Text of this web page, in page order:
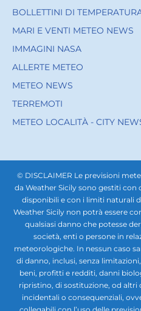
BOLLETTINI DI
MARI E VENTI METEO NEWS
IMMAGINI NASA
ALLERTE METEO
METEO NEWS
TERREMOTI
METEO LOCALITÀ - CITY
© DISCLAIMER Le previsioni
da Weather Sicily sono gestiti
disponibili e con i limiti naturali
Weather Sicily non potrà essere
qualsiasi danno che potesse
società, enti o persone in
meteorologiche. In nessun caso
di danno, inclusi, senza
beni, profitti e redditi, danni
ripristino, di sostituzione, od
incidentali o consequenziali,